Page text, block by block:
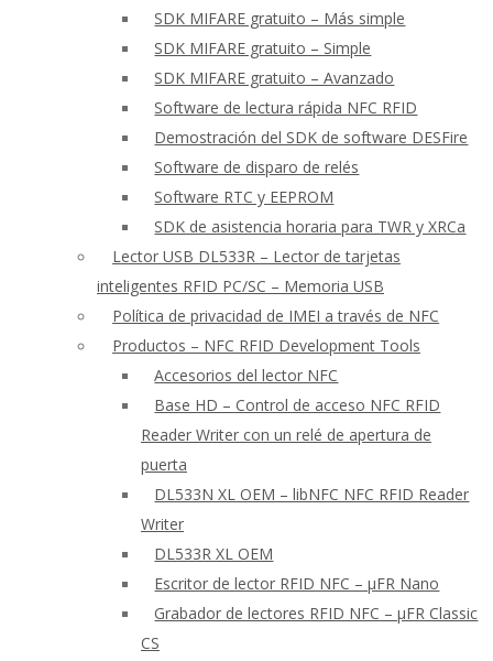
SDK MIFARE gratuito – Más simple
SDK MIFARE gratuito – Simple
SDK MIFARE gratuito – Avanzado
Software de lectura rápida NFC RFID
Demostración del SDK de software DESFire
Software de disparo de relés
Software RTC y EEPROM
SDK de asistencia horaria para TWR y XRCa
Lector USB DL533R – Lector de tarjetas
inteligentes RFID PC/SC – Memoria USB
Política de privacidad de IMEI a través de NFC
Productos – NFC RFID Development Tools
Accesorios del lector NFC
Base HD – Control de acceso NFC RFID
Reader Writer con un relé de apertura de
puerta
DL533N XL OEM – libNFC NFC RFID Reader
Writer
DL533R XL OEM
Escritor de lector RFID NFC – μFR Nano
Grabador de lectores RFID NFC – μFR Classic
CS